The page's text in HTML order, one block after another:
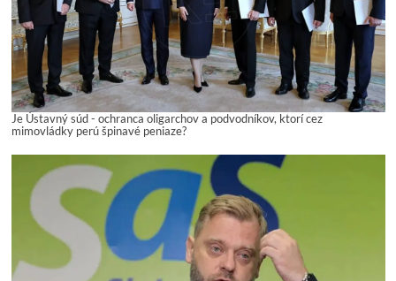
Je Ústavný súd - ochranca oligarchov a podvodníkov, ktorí cez
mimovládky perú špinavé peniaze?